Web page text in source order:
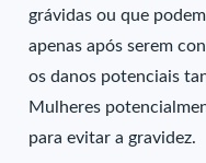
grávidas ou que
apenas após serem
os danos potenciais
Mulheres
para evitar a gravidez.